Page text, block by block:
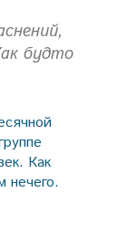
будто
Как
нечего.